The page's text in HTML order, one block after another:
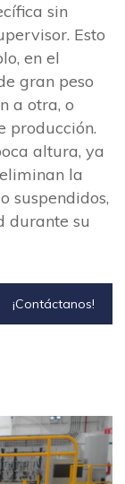
sin
Esto
en el
gran peso
a otra, o
producción.
altura, ya
la
suspendidos,
durante su
¡Contáctanos!